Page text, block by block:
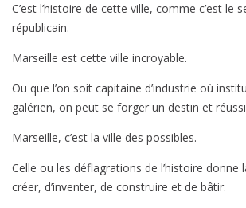
C’est l’histoire de cette ville, comme c’est le
républicain.
Marseille est cette ville incroyable.
Ou que l’on soit capitaine d’industrie où
galérien, on peut se forger un destin et
Marseille, c’est la ville des possibles.
Celle ou les déflagrations de l’histoire donne
créer, d’inventer, de construire et de bâtir.